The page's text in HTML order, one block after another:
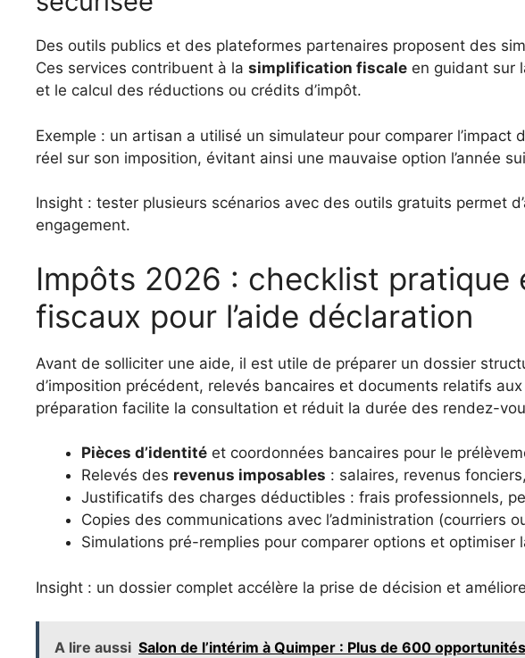
Des outils publics et des plateformes partenaires proposent des
Ces services contribuent à la simplification fiscale en guidant sur
et le calcul des réductions ou crédits d’impôt.
Exemple : un artisan a utilisé un simulateur pour comparer l’impact
réel sur son imposition, évitant ainsi une mauvaise option l’année
Insight : tester plusieurs scénarios avec des outils gratuits permet
engagement.
Impôts 2026 : checklist pratique
fiscaux pour l’aide déclaration
Avant de solliciter une aide, il est utile de préparer un dossier
d’imposition précédent, relevés bancaires et documents relatifs
préparation facilite la consultation et réduit la durée des rendez-
Pièces d’identité et coordonnées bancaires pour le
Relevés des revenus imposables : salaires, revenus
Justificatifs des charges déductibles : frais professionnels,
Copies des communications avec l’administration (courriers
Simulations pré-remplies pour comparer options et optimiser
Insight : un dossier complet accélère la prise de décision et
A lire aussi Salon de l’intérim à Quimper : Plus de 600